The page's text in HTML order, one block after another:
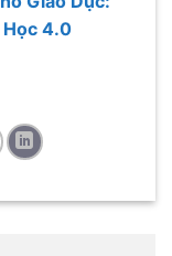
Học 4.0